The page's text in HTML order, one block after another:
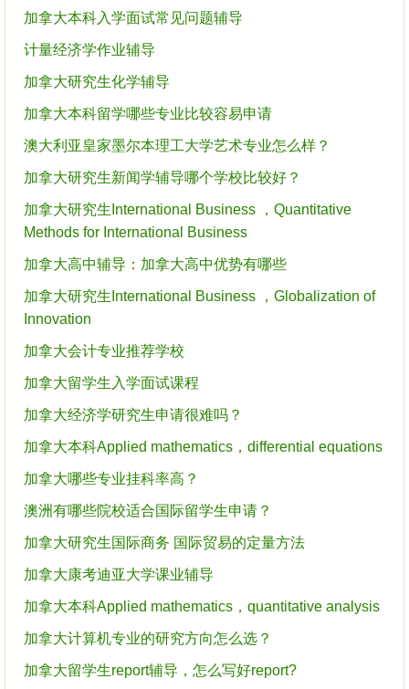
加拿大本科入学面试常见问题辅导
计量经济学作业辅导
加拿大研究生化学辅导
加拿大本科留学哪些专业比较容易申请
澳大利亚皇家墨尔本理工大学艺术专业怎么样？
加拿大研究生新闻学辅导哪个学校比较好？
加拿大研究生International Business ，Quantitative
Methods for International Business
加拿大高中辅导：加拿大高中优势有哪些
加拿大研究生International Business ，Globalization of
Innovation
加拿大会计专业推荐学校
加拿大留学生入学面试课程
加拿大经济学研究生申请很难吗？
加拿大本科Applied mathematics，differential equations
加拿大哪些专业挂科率高？
澳洲有哪些院校适合国际留学生申请？
加拿大研究生国际商务 国际贸易的定量方法
加拿大康考迪亚大学课业辅导
加拿大本科Applied mathematics，quantitative analysis
加拿大计算机专业的研究方向怎么选？
加拿大留学生report辅导，怎么写好report?